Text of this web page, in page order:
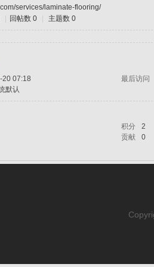
services/laminate-flooring/
回帖数 0 主题数 0
20 07:18
最后访问
默认
积分
2
贡献 0